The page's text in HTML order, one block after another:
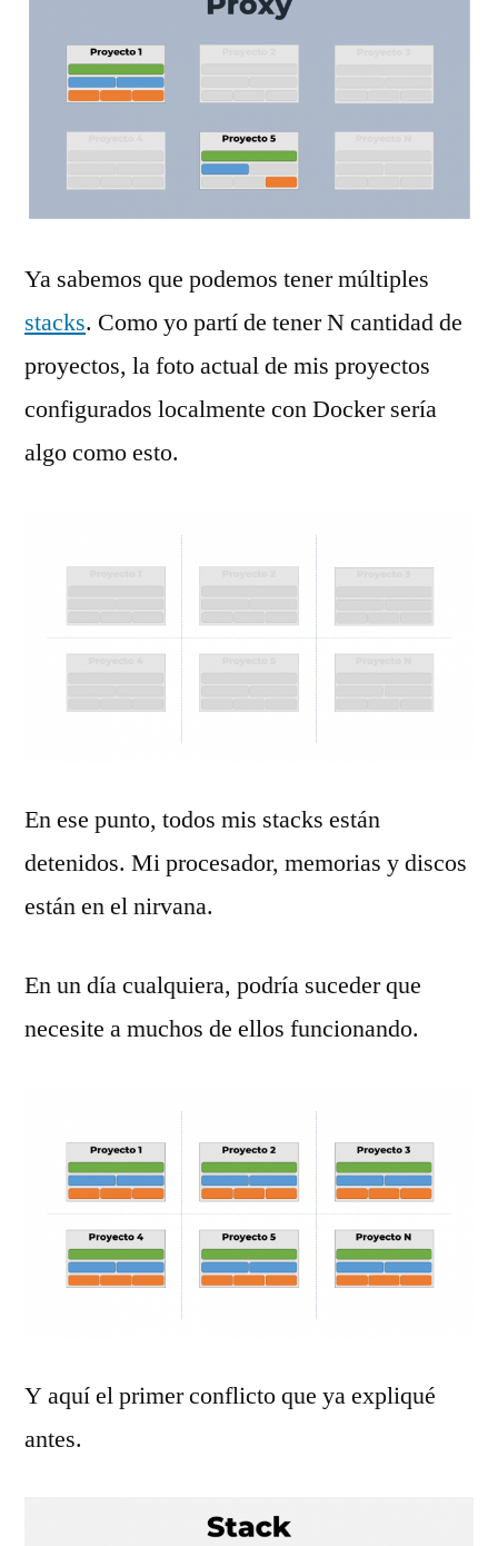
Ya sabemos que podemos tener múltiples
stacks. Como yo partí de tener N cantidad de
proyectos, la foto actual de mis proyectos
configurados localmente con Docker sería
algo como esto.
En ese punto, todos mis stacks están
detenidos. Mi procesador, memorias y discos
están en el nirvana.
En un día cualquiera, podría suceder que
necesite a muchos de ellos funcionando.
Y aquí el primer conflicto que ya expliqué
antes.